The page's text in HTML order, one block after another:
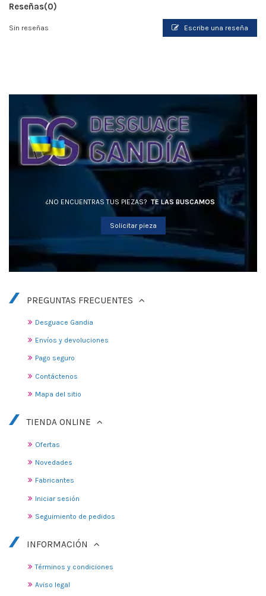
Reseñas(0)
Sin reseñas Escribe una reseña
¿NO ENCUENTRAS TUS PIEZAS? TE LAS BUSCAMOS
Solicitar pieza
PREGUNTAS FRECUENTES
Desguace Gandia
Envíos y devoluciones
Pago seguro
Contáctenos
Mapa del sitio
TIENDA ONLINE
Ofertas
Novedades
Fabricantes
Iniciar sesión
Seguimiento de pedidos
INFORMACIÓN
Términos y condiciones
Aviso legal